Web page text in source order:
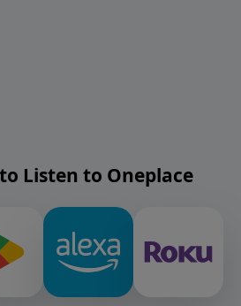
Listen to Oneplace